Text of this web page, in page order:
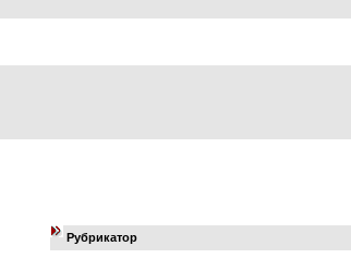
Рубрикатор